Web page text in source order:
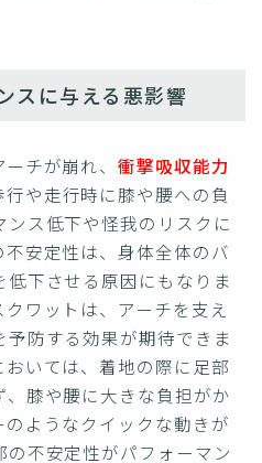
スに与える悪影響
ーチが崩れ、衝撃吸収能力
行や走行時に膝や腰への負
ス低下や怪我のリスクに
安定性は、身体全体のバ
下させる原因にもなりま
ワットは、アーチを支え
防する効果が期待できま
いては、着地の際に足部
膝や腰に大きな負担がか
ようなクイックな動きが
不安定性がパフォーマン